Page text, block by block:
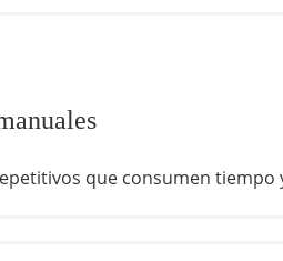
que consumen tiempo